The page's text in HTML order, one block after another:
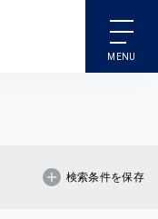
SUBARU 認定U-Car検索
検索条件を保存